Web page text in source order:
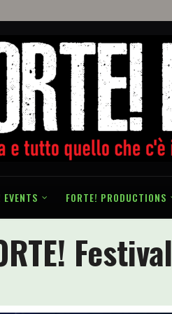
EVENTS FORTE! PRODUCTIONS
Festival